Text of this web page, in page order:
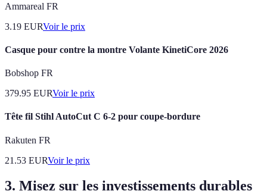
Ammareal FR
3.19 EURVoir le prix
Casque pour contre la montre Volante KinetiCore 2026
Bobshop FR
379.95 EURVoir le prix
Tête fil Stihl AutoCut C 6-2 pour coupe-bordure
Rakuten FR
21.53 EURVoir le prix
3. Misez sur les investissements durables